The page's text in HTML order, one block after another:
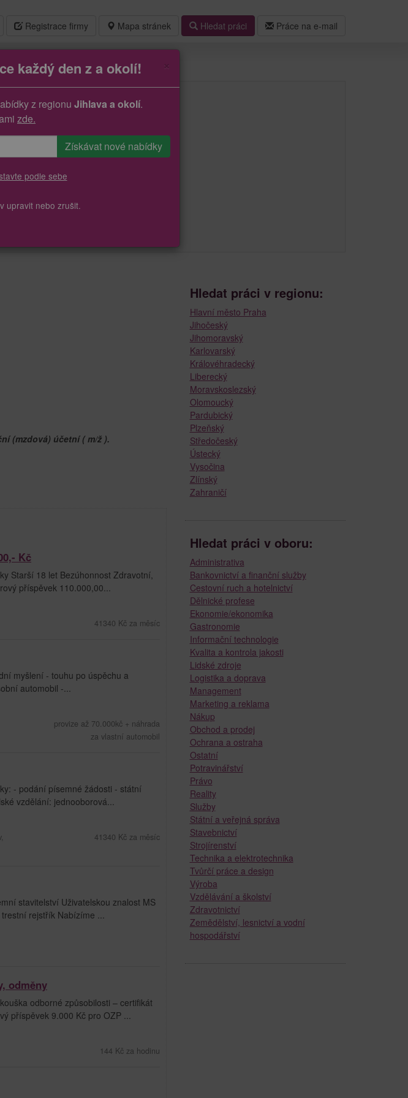
Mapa stránek Hledat práci Práce na e-mail
Registrace firmy
(mzdová) účetní ( m/ž ).
Kč
Starší 18 let Bezúhonnost Zdravotní,
příspěvek 110.000,00...
41340 Kč za měsíc
myšlení - touhu po úspěchu a
automobil -...
provize až 70.000kč + náhrada
za vlastní automobil
- podání písemné žádosti - státní
vzdělání: jednooborová...
41340 Kč za měsíc
stavitelství Uživatelskou znalost MS
rejstřík Nabízíme ...
odměny
odborné způsobilosti – certifikát
příspěvek 9.000 Kč pro OZP ...
144 Kč za hodinu
každý den z a okolí!
z regionu Jihlava a okolí.
zde.
podle sebe
upravit nebo zrušit.
Hledat práci v regionu:
Hlavní město Praha
Jihočeský
Jihomoravský
Karlovarský
Královéhradecký
Liberecký
Moravskoslezský
Olomoucký
Pardubický
Plzeňský
Středočeský
Ústecký
Vysočina
Zlínský
Zahraničí
Hledat práci v oboru:
Administrativa
Bankovnictví a finanční služby
Cestovní ruch a hotelnictví
Dělnické profese
Ekonomie/ekonomika
Gastronomie
Informační technologie
Kvalita a kontrola jakosti
Lidské zdroje
Logistika a doprava
Management
Marketing a reklama
Nákup
Obchod a prodej
Ochrana a ostraha
Ostatní
Potravinářství
Právo
Reality
Služby
Státní a veřejná správa
Stavebnictví
Strojírenství
Technika a elektrotechnika
Tvůrčí práce a design
Výroba
Vzdělávání a školství
Zdravotnictví
Zemědělství, lesnictví a vodní
hospodářství